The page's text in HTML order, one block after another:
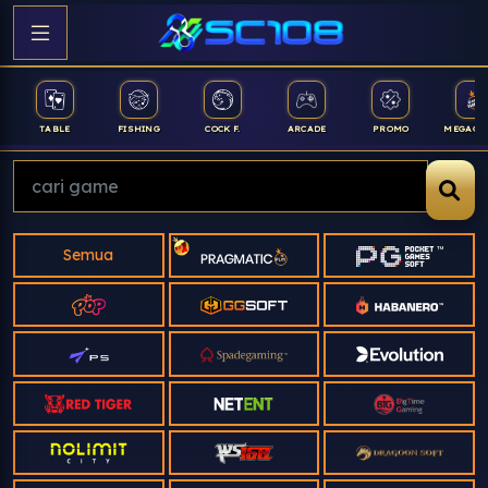
TABLE FISHING COCK F. ARCADE PROMO MEGAGACOR
Semua